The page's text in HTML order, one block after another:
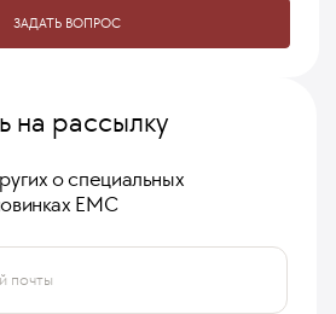
ЗАДАТЬ ВОПРОС
на рассылку
о специальных
ЕМС
почты